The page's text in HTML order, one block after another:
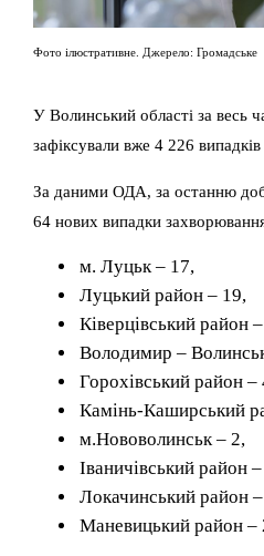
Фото ілюстративне. Джерело: Громадське
У Волинський області за весь
зафіксували вже 4 226 випадків
За даними ОДА, за останню
64 нових випадки
м. Луцьк – 17,
Луцький район – 19,
Ківерцівський район
Володимир –
Горохівський район –
Камінь-Каширський
м.Нововолинськ – 2,
Іваничівський район
Локачинський район
Маневицький район –